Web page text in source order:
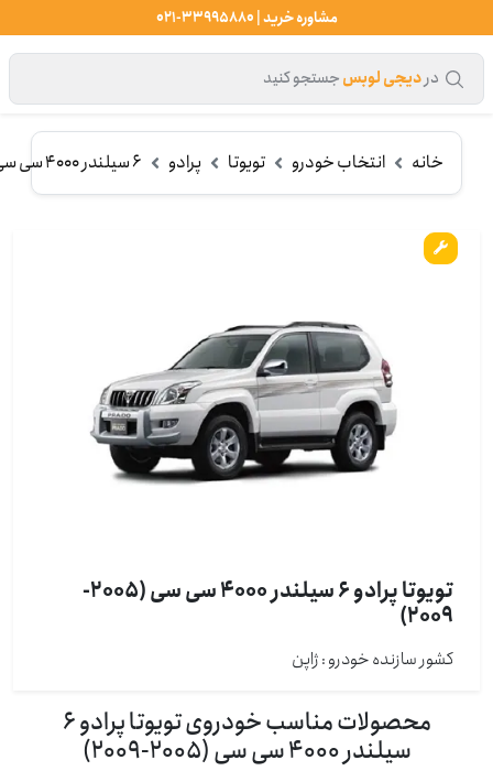
مشاوره خرید | 33995880-021
دردیجی لوبسجستجو کنید
خانه انتخاب خودرو تویوتا پرادو 6 سیلندر 4000 سی سی (2005-2009)
تویوتا پرادو 6 سیلندر 4000 سی سی (2005-
2009)
کشور سازنده خودرو : ژاپن
محصولات مناسب خودروی تویوتا پرادو 6
سیلندر 4000 سی سی (2005-2009)